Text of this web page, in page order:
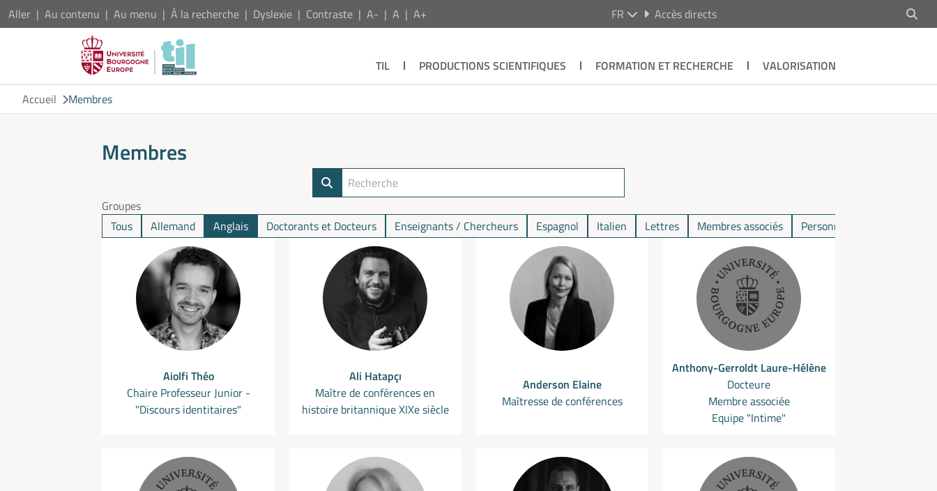
Aller Au contenu Au menu À la recherche Dyslexie Contraste A- A A+ FR Accès directs
TIL PRODUCTIONS SCIENTIFIQUES FORMATION ET RECHERCHE
VALORISATION
Accueil
Membres
Membres
Groupes
Tous
Allemand Anglais Doctorants et Docteurs Enseignants / Chercheurs Espagnol Italien Lettres Membres associés Personnel administratif
Aiolfi Théo
Chaire Professeur Junior -
"Discours identitaires"
Ali Hatapçı
Maître de conférences en
histoire britannique XIXe siècle
Anderson Elaine
Maîtresse de conférences
Anthony-Gerroldt Laure-Hélène
Docteure
Membre associée
Equipe "Intime"